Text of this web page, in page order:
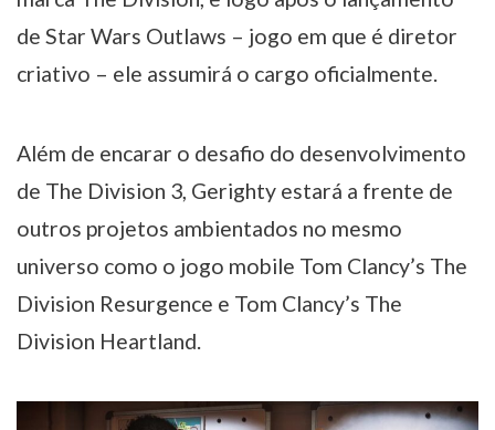
de Star Wars Outlaws – jogo em que é diretor
criativo – ele assumirá o cargo oficialmente.
Além de encarar o desafio do desenvolvimento
de The Division 3, Gerighty estará a frente de
outros projetos ambientados no mesmo
universo como o jogo mobile Tom Clancy’s The
Division Resurgence e Tom Clancy’s The
Division Heartland.